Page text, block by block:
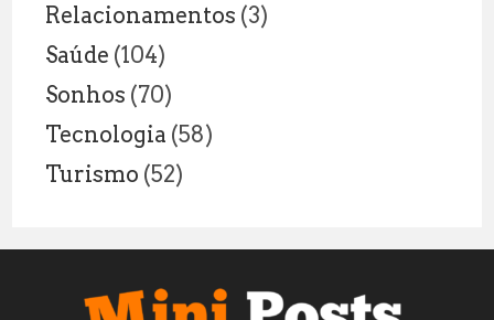
Relacionamentos (3)
Saúde (104)
Sonhos (70)
Tecnologia (58)
Turismo (52)